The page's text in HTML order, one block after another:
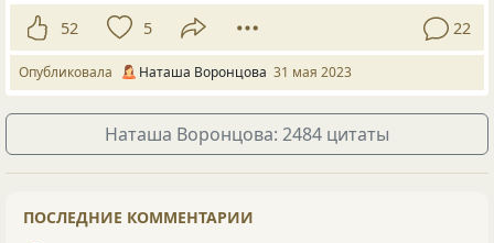
52 5 22
Опубликовала Наташа Воронцова 31 мая 2023
Наташа Воронцова: 2484 цитаты
ПОСЛЕДНИЕ КОММЕНТАРИИ